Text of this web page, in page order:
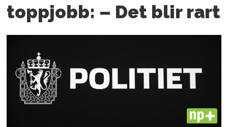
toppjobb: – Det blir rart
PLUS